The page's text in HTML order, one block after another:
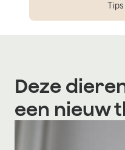
Deze
een nieuw